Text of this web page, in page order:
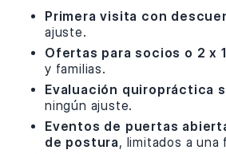
Primera visita con
ajuste.
Ofertas para socios o 2 x 1
y familias.
Evaluación quiropráctica
ningún ajuste.
Eventos de puertas
de postura, limitados a una